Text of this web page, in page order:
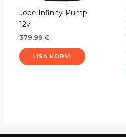
Jobe Infinity Pump
12v
379,99€
LISA KORVI